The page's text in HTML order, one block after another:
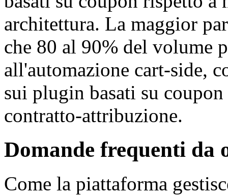
architettura. La maggior
che 80 al 90% del volume
all'automazione cart-side,
sui plugin basati su
contratto-attribuzione.
Domande frequenti da
Come la piattaforma